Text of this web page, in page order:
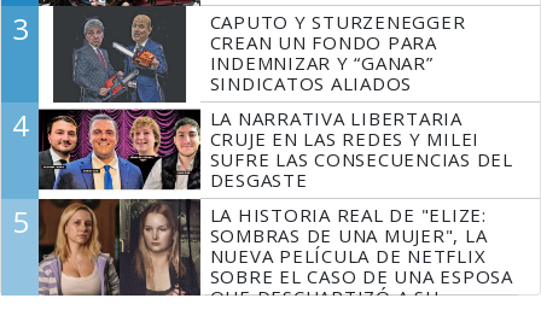
3
CAPUTO Y STURZENEGGER
CREAN UN FONDO PARA
INDEMNIZAR Y “GANAR”
SINDICATOS ALIADOS
4
LA NARRATIVA LIBERTARIA
CRUJE EN LAS REDES Y MILEI
SUFRE LAS CONSECUENCIAS DEL
DESGASTE
5
LA HISTORIA REAL DE "ELIZE:
SOMBRAS DE UNA MUJER", LA
NUEVA PELÍCULA DE NETFLIX
SOBRE EL CASO DE UNA ESPOSA
QUE DESCUARTIZÓ A SU